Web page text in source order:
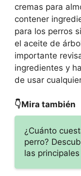
cremas para
contener
para los perros
el aceite de
importante
ingredientes y
de usar
👇Mira también
¿Cuánto
perro?
las